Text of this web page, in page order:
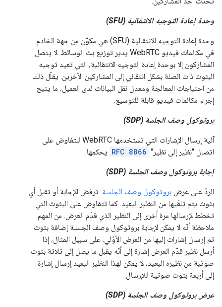
وحدة إعادة التوجيه الانتقائية (SFU)
وحدة إعادة التوجيه الانتقائية (SFU) هي مكوّن من جهة الخادم
في مكالمات فيديو WebRTC يدير توزيع بث الوسائط. لا يتصل
المشاركون إلا بوحدة إعادة التوجيه الانتقائية، التي تعيد توجيه
البثوث ذات الصلة بشكل انتقائي إلى المشاركين الآخرين. يقلّل ذلك
من احتياجات المعالجة ومعدل نقل البيانات لدى العميل، ما يتيح
إجراء مكالمات فيديو قابلة للتوسيع.
بروتوكول وصف الجلسة (SDP)
آلية إرسال الإشارات التي تستخدمها WebRTC للتفاوض على
اتصال "نظير إلى نظير" RFC 8866 يحكمها.
إجابة بروتوكول وصف الجلسة (SDP)
الردّ على عرض بروتوكول وصف الجلسة. ترفض الإجابة أو تقبل أي
بثوث يتم تلقّيها من النظير البعيد. كما تتفاوض على البثوث التي
تخطط لإرسالها مرة أخرى إلى النظير الذي قدّم العرض. من المهم
ملاحظة أنّه لا يمكن لإجابة بروتوكول وصف الجلسة إضافة بثوث
تم إرسال إشارات إليها من العرض الأوّلي. على سبيل المثال، إذا
أرسل نظير قدّم العرض إشارة إلى أنّه يقبل ما يصل إلى ثلاثة بثوث
صوتية من نظيره البعيد، لا يمكن لهذا النظير البعيد إرسال إشارة
إلى أربعة بثوث صوتية للإرسال.
عرض بروتوكول وصف الجلسة (SDP)